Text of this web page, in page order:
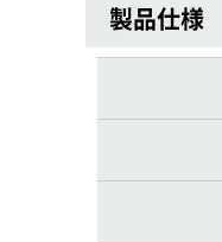
製品仕様